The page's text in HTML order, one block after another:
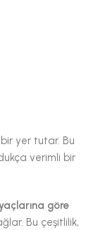
yer tutar. Bu
verimli bir
göre
Bu çeşitlilik,